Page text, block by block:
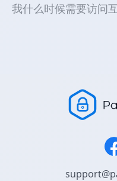
我什么时候需要访问